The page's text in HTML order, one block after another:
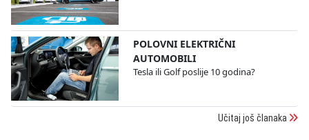
POLOVNI ELEKTRIČNI
AUTOMOBILI
Tesla ili Golf poslije 10 godina?
Učitaj još članaka